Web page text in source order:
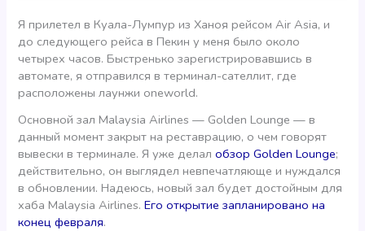
Я прилетел в Куала-Лумпур из Ханоя рейсом Air Asia, и
до следующего рейса в Пекин у меня было около
четырех часов. Быстренько зарегистрировавшись в
автомате, я отправился в терминал-сателлит, где
расположены лаунжи oneworld.
Основной зал Malaysia Airlines — Golden Lounge — в
данный момент закрыт на реставрацию, о чем говорят
вывески в терминале. Я уже делалобзор Golden Lounge;
действительно, он выглядел невпечатляюще и нуждался
в обновлении. Надеюсь, новый зал будет достойным для
хаба Malaysia Airlines.Его открытие запланировано на
конец февраля.